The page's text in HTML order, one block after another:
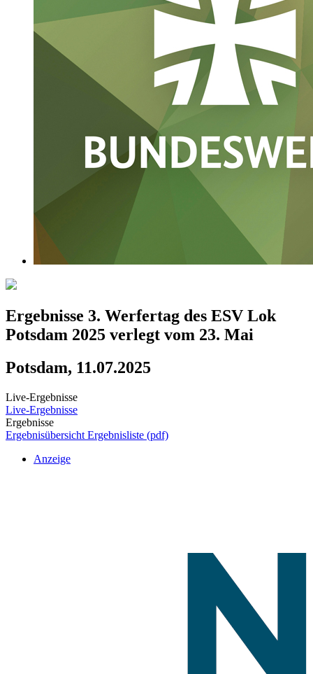
Ergebnisse 3. Werfertag des ESV Lok
Potsdam 2025 verlegt vom 23. Mai
Potsdam, 11.07.2025
Live-Ergebnisse
Live-Ergebnisse
Ergebnisse
Ergebnisübersicht Ergebnisliste (pdf)
Anzeige